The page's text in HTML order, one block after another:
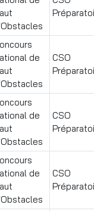
de
CSO
de
CSO
de
CSO